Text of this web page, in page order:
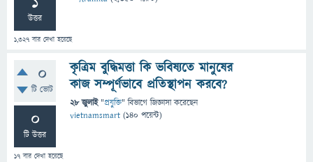
উত্তর
1,327 বার দেখা হয়েছে
0
টি ভোট
0
টি উত্তর
17 বার দেখা হয়েছে
কৃত্রিম বুদ্ধিমত্তা কি ভবিষ্যতে মানুষের
কাজ সম্পূর্ণভাবে প্রতিস্থাপন করবে?
28 জুলাই "প্রযুক্তি" বিভাগে জিজ্ঞাসাকরেছেন
vietnamsmart (140 পয়েন্ট)